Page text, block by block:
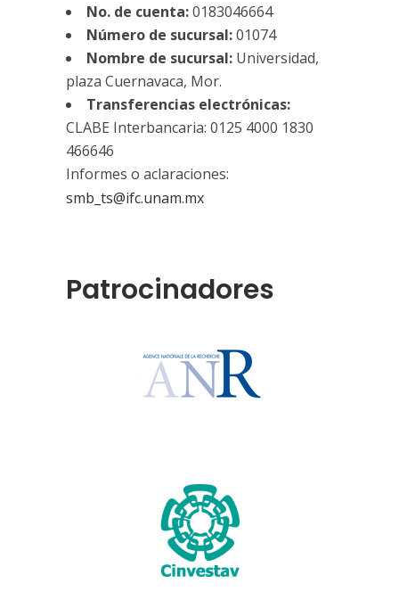
No. de cuenta:0183046664
Número de sucursal:01074
Nombre de sucursal: Universidad,
plaza Cuernavaca, Mor.
Transferencias electrónicas:
CLABE Interbancaria: 0125 4000 1830
466646
Informes o aclaraciones:
smb_ts@ifc.unam.mx
Patrocinadores